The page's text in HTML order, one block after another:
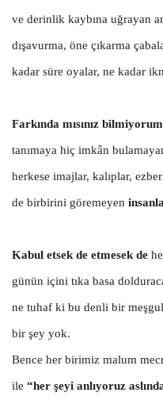
ve derinlik kaybına uğrayan
dışavurma, öne çıkarma
kadar süre oyalar, ne kadar
Farkında mısınız bilmiyorum
tanımaya hiç imkân
herkese imajlar, kalıplar,
de birbirini göremeyen
Kabul etsek de etmesek de
günün içini tıka basa
ne tuhaf ki bu denli bir
bir şey yok.
Bence her birimiz malum
ile “her şeyi anlıyoruz